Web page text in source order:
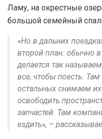
Ламу, на окрестные
большой семейный
«Но в дальних
второй план: обычно
делается так
все, чтобы поесть.
остальных снимаем
освободить
запчастей. Там
ездить», –